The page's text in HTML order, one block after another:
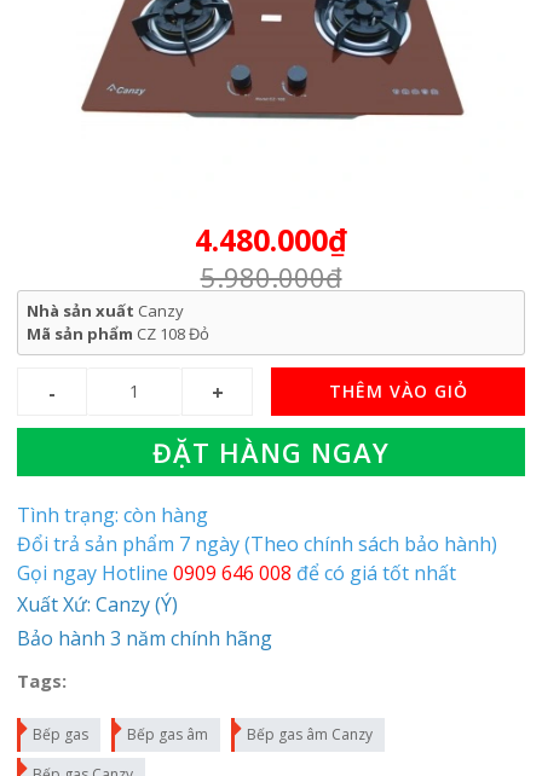
4.480.000₫
5.980.000₫
Nhà sản xuất Canzy
Mã sản phẩm CZ 108 Đỏ
THÊM VÀO GIỎ
ĐẶT HÀNG NGAY
Tình trạng: còn hàng
Đổi trả sản phẩm 7 ngày (Theo chính sách bảo hành)
Gọi ngay Hotline 0909 646 008 để có giá tốt nhất
Xuất Xứ: Canzy (Ý)
Bảo hành 3 năm chính hãng
Tags:
Bếp gas Bếp gas âm
Bếp gas âm Canzy